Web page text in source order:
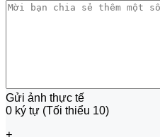
Gửi ảnh thực tế
0 ký tự (Tối thiểu 10)
+